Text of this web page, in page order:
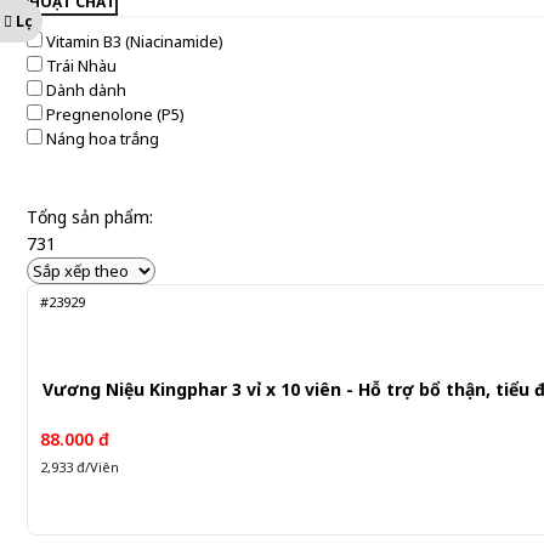
Đan Mạch
Vitamin B3 (Niacinamide)
Trái Nhàu
Dành dành
Pregnenolone (P5)
Náng hoa trắng
Tổng sản phẩm:
731
#23929
Vương Niệu Kingphar 3 vỉ x 10 viên - Hỗ trợ bổ thận, tiểu
88.000 đ
2,933 đ/Viên
Lọc